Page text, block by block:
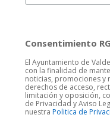
Consentimiento
El Ayuntamiento de
con la finalidad de
noticias, promociones y
derechos de acceso,
limitación y oposición,
de Privacidad y Aviso
nuestra Politica de